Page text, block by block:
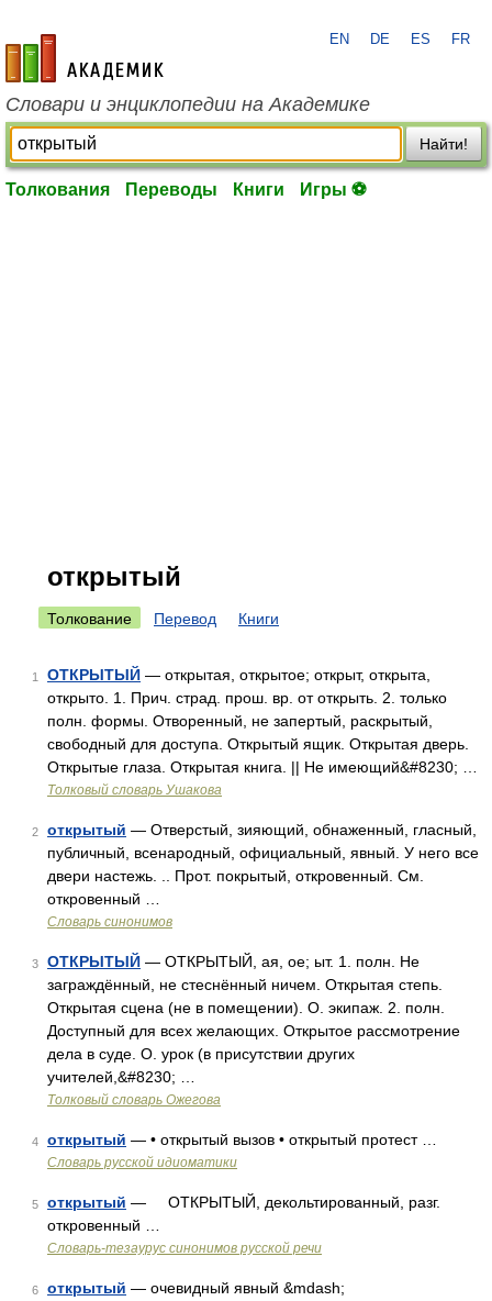
academic.ru
EN DE ES FR
Словари и энциклопедии на Академике
Найти!
Толкования Переводы Книги Игры ⚽
открытый
Толкование Перевод Книги
1 ОТКРЫТЫЙ — открытая, открытое; открыт, открыта,
открыто. 1. Прич. страд. прош. вр. от открыть. 2. только
полн. формы. Отворенный, не запертый, раскрытый,
свободный для доступа. Открытый ящик. Открытая дверь.
Открытые глаза. Открытая книга. || Не имеющий&#8230; …
Толковый словарь Ушакова
2 открытый — Отверстый, зияющий, обнаженный, гласный,
публичный, всенародный, официальный, явный. У него все
двери настежь. .. Прот. покрытый, откровенный. См.
откровенный …
Словарь синонимов
3 ОТКРЫТЫЙ — ОТКРЫТЫЙ, ая, ое; ыт. 1. полн. Не
заграждённый, не стеснённый ничем. Открытая степь.
Открытая сцена (не в помещении). О. экипаж. 2. полн.
Доступный для всех желающих. Открытое рассмотрение
дела в суде. О. урок (в присутствии других
учителей,&#8230; …
Толковый словарь Ожегова
4 открытый — • открытый вызов • открытый протест …
Словарь русской идиоматики
5 открытый — ОТКРЫТЫЙ, декольтированный, разг.
откровенный …
Словарь-тезаурус синонимов русской речи
6 открытый — очевидный явный &mdash;